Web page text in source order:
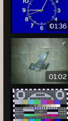
01:36
01:02